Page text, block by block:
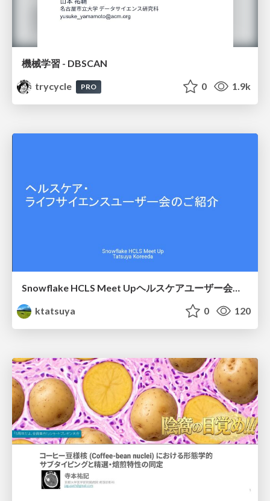
機械学習 - DBSCAN
trycycle
PRO 0 1.9k
Snowflake HCLS Meet Upヘルスケアユーザー会紹介
ktatsuya
0 120